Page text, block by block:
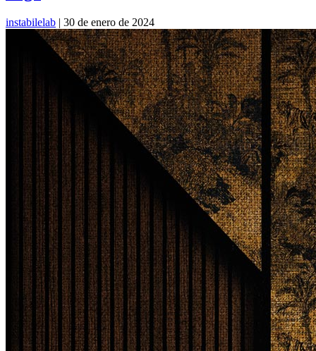
instabilelab | 30 de enero de 2024